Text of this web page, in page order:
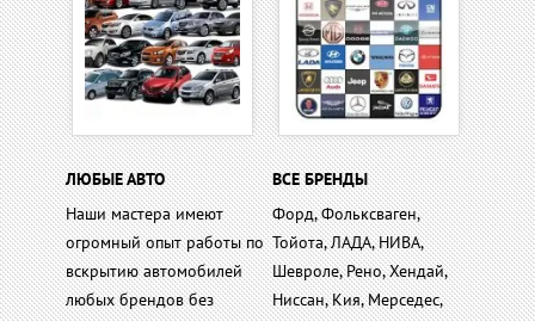
ЛЮБЫЕ АВТО
Наши мастера имеют
огромный опыт работы по
вскрытию автомобилей
любых брендов без
ВСЕ БРЕНДЫ
Форд, Фольксваген,
Тойота, ЛАДА, НИВА,
Шевроле, Рено, Хендай,
Ниссан, Кия, Мерседес,